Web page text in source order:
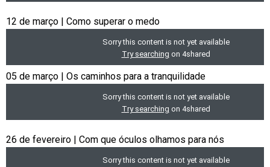
12 de março | Como superar o medo
05 de março | Os caminhos para a tranquilidade
26 de fevereiro | Com que óculos olhamos para nós